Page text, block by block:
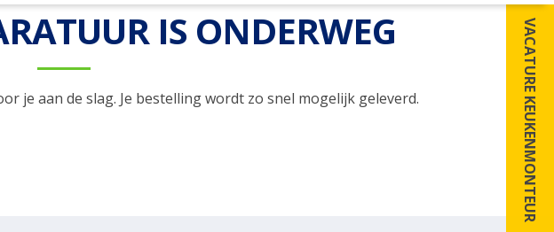
VACATURE KEUKENMONTEUR
IS ONDERWEG
je aan de slag. Je bestelling wordt zo snel mogelijk geleverd.